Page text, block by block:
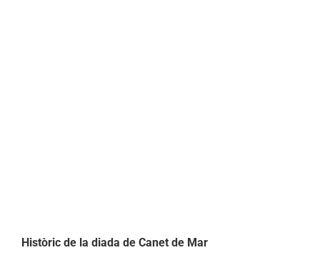
Històric de la diada de Canet de Mar